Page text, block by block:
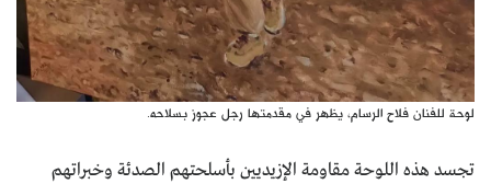
لوحة للفنان فلاح الرسام، يظهر في مقدمتها رجل عجوز بسلاحه.
تجسد هذه اللوحة مقاومة الإزيديين بأسلحتهم الصدئة وخبراتهم